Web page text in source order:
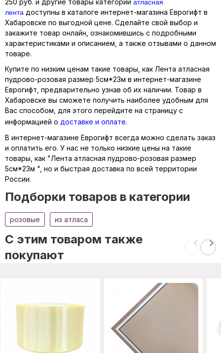
лента доступны в каталоге интернет-магазина Еврогифт в
Хабаровске по выгодной цене. Сделайте свой выбор и
закажите товар онлайн, ознакомившись с подробными
характеристиками и описанием, а также отзывами о данном
товаре.
Купите по низким ценам такие товары, как Лента атласная
пудрово-розовая размер 5см*23м в интернет-магазине
Еврогифт, предварительно узнав об их наличии. Товар в
Хабаровске вы сможете получить наиболее удобным для
Вас способом, для этого перейдите на страницу с
информацией о доставке и оплате.
В интернет-магазине Еврогифт всегда можно сделать заказ
и оплатить его. У нас не только низкие цены на такие
товары, как "Лента атласная пудрово-розовая размер
5см*23м ", но и быстрая доставка по всей территории
России.
Подборки товаров в категории
розовые из атласа
C этим товаром также
покупают